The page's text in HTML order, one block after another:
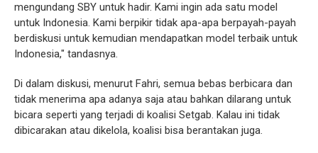
mengundang SBY untuk hadir. Kami ingin ada satu model
untuk Indonesia. Kami berpikir tidak apa-apa berpayah-payah
berdiskusi untuk kemudian mendapatkan model terbaik untuk
Indonesia," tandasnya.
Di dalam diskusi, menurut Fahri, semua bebas berbicara dan
tidak menerima apa adanya saja atau bahkan dilarang untuk
bicara seperti yang terjadi di koalisi Setgab. Kalau ini tidak
dibicarakan atau dikelola, koalisi bisa berantakan juga.